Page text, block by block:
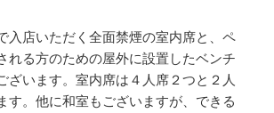
入店いただく全面禁煙の室内席と、ペ
れる方のための屋外に設置したベンチ
ざいます。室内席は４人席２つと２人
す。他に和室もございますが、できる